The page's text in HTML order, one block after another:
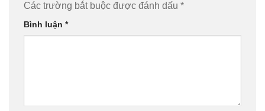
Các trường bắt buộc được đánh dấu *
Bình luận *